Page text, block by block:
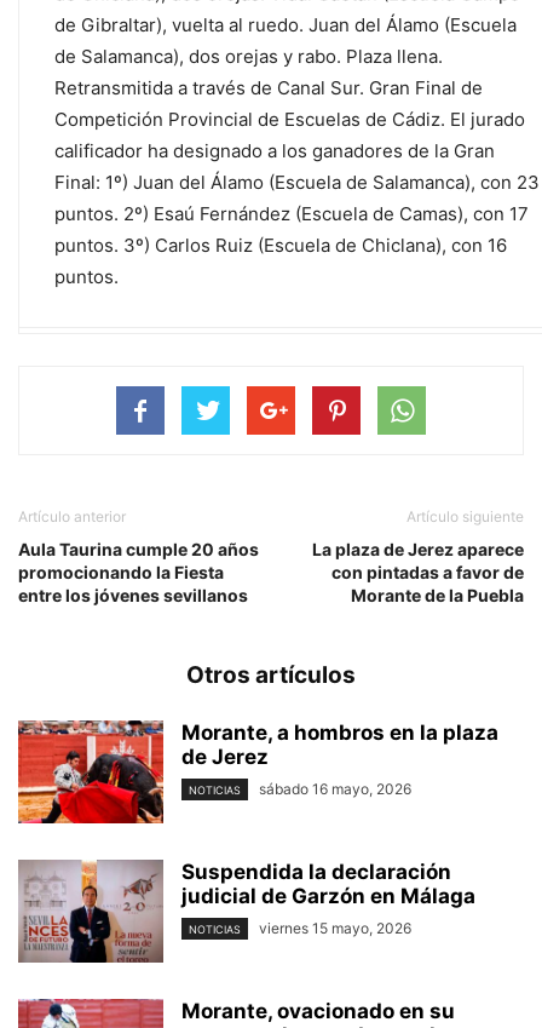
de Gibraltar), vuelta al ruedo. Juan del Álamo (Escuela
de Salamanca), dos orejas y rabo. Plaza llena.
Retransmitida a través de Canal Sur. Gran Final de
Competición Provincial de Escuelas de Cádiz. El jurado
calificador ha designado a los ganadores de la Gran
Final: 1º) Juan del Álamo (Escuela de Salamanca), con 23
puntos. 2º) Esaú Fernández (Escuela de Camas), con 17
puntos. 3º) Carlos Ruiz (Escuela de Chiclana), con 16
puntos.
Artículo anterior
Aula Taurina cumple 20 años
promocionando la Fiesta
entre los jóvenes sevillanos
Artículo siguiente
La plaza de Jerez aparece
con pintadas a favor de
Morante de la Puebla
Otros artículos
Morante, a hombros en la plaza
de Jerez
NOTICIAS sábado 16 mayo, 2026
Suspendida la declaración
judicial de Garzón en Málaga
NOTICIAS viernes 15 mayo, 2026
Morante, ovacionado en su